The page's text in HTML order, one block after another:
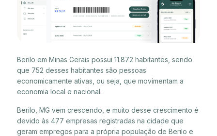
Berilo em Minas Gerais possui 11.872 habitantes, sendo
que 752 desses habitantes são pessoas
economicamente ativas, ou seja, que movimentam a
economia local e nacional.
Berilo, MG vem crescendo, e muito desse crescimento é
devido às 477 empresas registradas na cidade que
geram empregos para a própria população de Berilo e